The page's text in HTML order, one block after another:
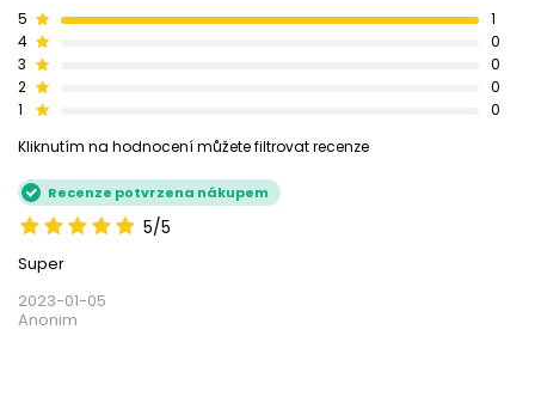
5
1
4
0
3
0
2
0
1
0
Kliknutím na hodnocení můžete filtrovat recenze
5/5
Recenze potvrzena nákupem
Super
2023-01-05
Anonim